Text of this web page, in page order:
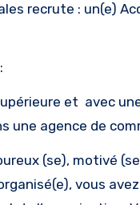
recrute : un(e)
et avec
une agence de
(se), motivé
vous